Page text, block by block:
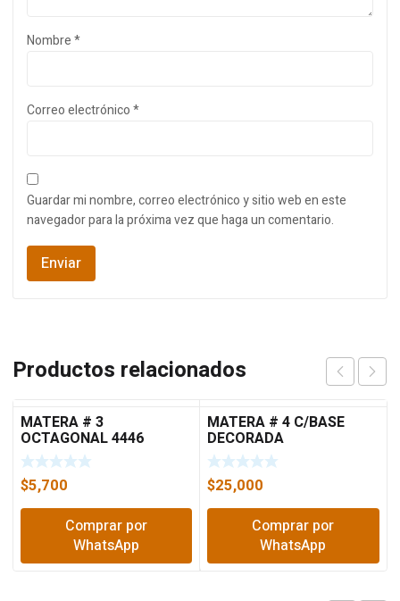
Nombre*
Correo electrónico*
Guardar mi nombre, correo electrónico y sitio web en este
navegador para la próxima vez que haga un comentario.
Productos relacionados
MATERA # 3
OCTAGONAL 4446
$5,700
Comprar por
WhatsApp
MATERA # 4 C/BASE
DECORADA
$25,000
Comprar por
WhatsApp